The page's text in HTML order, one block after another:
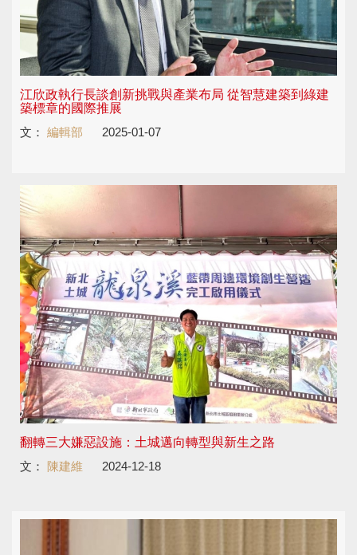
江欣政執行長談創新挑戰與產業布局 從智慧建築到綠建
築標章的國際推展
文： 編輯部 2025-01-07
翻轉三大嫌惡設施：土城邁向轉型與新生之路
文：
陳建維 2024-12-18